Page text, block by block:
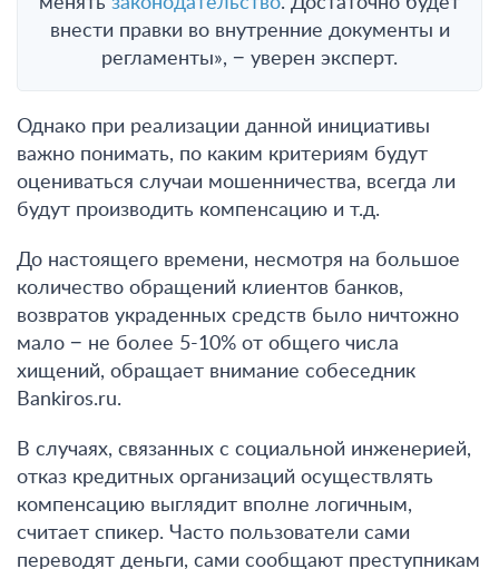
внести правки во внутренние документы и
регламенты», − уверен эксперт.
Однако при реализации данной инициативы
важно понимать, по каким критериям будут
оцениваться случаи мошенничества, всегда ли
будут производить компенсацию и т.д.
До настоящего времени, несмотря на большое
количество обращений клиентов банков,
возвратов украденных средств было ничтожно
мало − не более 5-10% от общего числа
хищений, обращает внимание собеседник
Bankiros.ru.
В случаях, связанных с социальной инженерией,
отказ кредитных организаций осуществлять
компенсацию выглядит вполне логичным,
считает спикер. Часто пользователи сами
переводят деньги, сами сообщают преступникам